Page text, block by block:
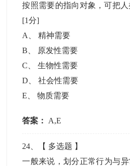
按照需要的指向对象，可把
[1分]
A
、精神需要
B
原发性需要
C 、生物性需要
D 、社会性需要
E 、物质需要
答案： A,E
24 、【 多选题 】
一般来说，划分正常行为与